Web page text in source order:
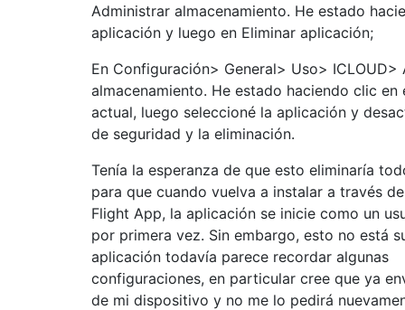
Administrar almacenamiento. He estado
aplicación y luego en Eliminar aplicación;
En Configuración> General> Uso> ICLOUD>
almacenamiento. He estado haciendo clic
actual, luego seleccioné la aplicación y
de seguridad y la eliminación.
Tenía la esperanza de que esto eliminaría
para que cuando vuelva a instalar a través
Flight App, la aplicación se inicie como un
por primera vez. Sin embargo, esto no está
aplicación todavía parece recordar algunas
configuraciones, en particular cree que ya
de mi dispositivo y no me lo pedirá